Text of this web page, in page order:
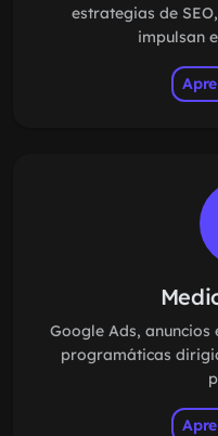
estrategias de
impulsan
Google Ads, anuncios
programáticas